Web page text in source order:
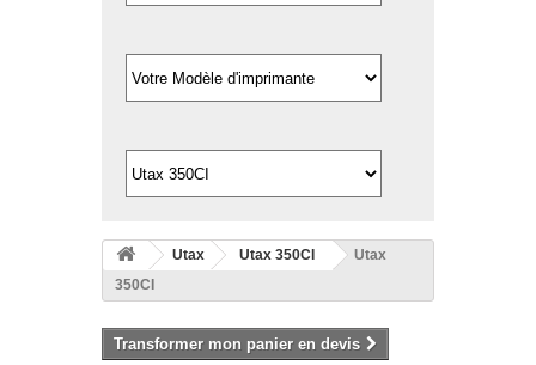
Utax Utax 350CI
Utax
350CI
Transformer mon panier en devis